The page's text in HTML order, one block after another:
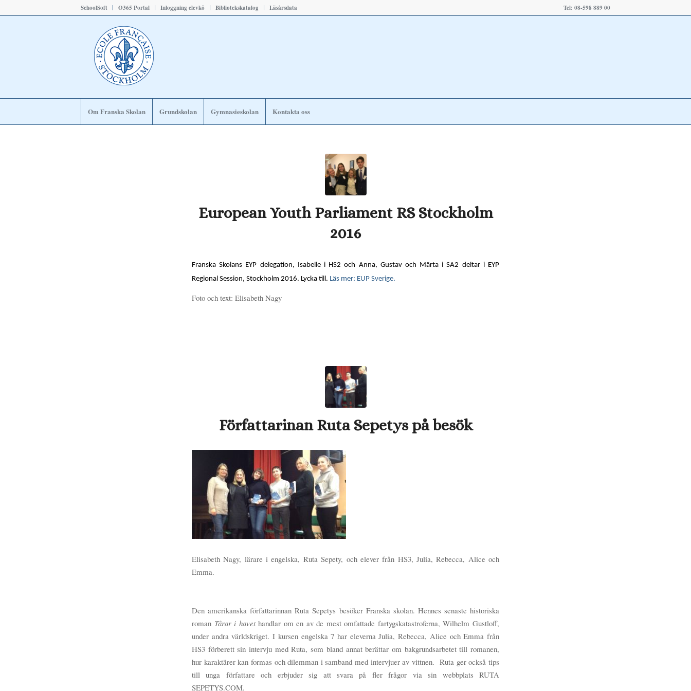
SchoolSoft O365 Portal Inloggning elevkö Bibliotekskatalog Läsårsdata Tel: 08-598 889 00
Om Franska Skolan Grundskolan Gymnasieskolan Kontakta oss
European Youth Parliament RS Stockholm
2016
Franska Skolans EYP delegation, Isabelle i HS2 och Anna, Gustav och Märta i SA2 deltar i EYP
Regional Session, Stockholm 2016. Lycka till. Läs mer: EUP Sverige.
Foto och text: Elisabeth Nagy
Författarinan Ruta Sepetys på besök
Elisabeth Nagy, lärare i engelska, Ruta Sepety, och elever från HS3, Julia, Rebecca, Alice och
Emma.
Den amerikanska författarinnan Ruta Sepetys besöker Franska skolan. Hennes senaste historiska
roman Tårar i havethandlar om en av de mest omfattade fartygskatastroferna, Wilhelm Gustloff,
under andra världskriget. I kursen engelska 7 har eleverna Julia, Rebecca, Alice och Emma från
HS3 förberett sin intervju med Ruta, som bland annat berättar om bakgrundsarbetet till romanen,
hur karaktärer kan formas och dilemman i samband med intervjuer av vittnen. Ruta ger också tips
till unga författare och erbjuder sig att svara på fler frågor via sin webbplats RUTA
SEPETYS.COM.